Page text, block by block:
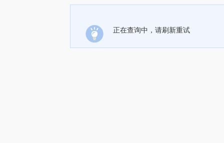
正在查询中，请刷新重试